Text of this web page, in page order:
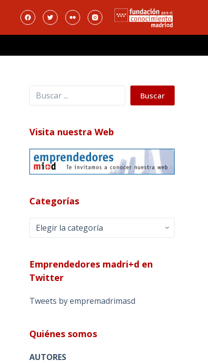
Buscar Buscar
Visita nuestra Web
Categorías
Categorías
Emprendedores madri+d en
Twitter
Tweets by empremadrimasd
Quiénes somos
AUTORES